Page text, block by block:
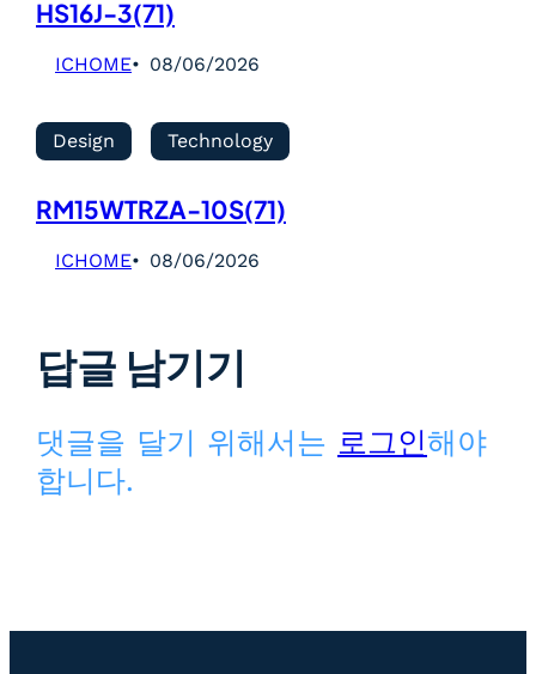
HS16J-3(71)
ICHOME 08/06/2026
Design Technology
RM15WTRZA-10S(71)
ICHOME 08/06/2026
답글 남기기
댓글을 달기 위해서는 로그인해야
합니다.